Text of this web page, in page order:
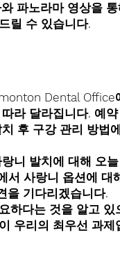
파노라마 영상을
릴 수 있습니다.
Dental Office
라 달라집니다. 예약
후 구강 관리 방법
니 발치에 대해 오
서 사랑니 옵션에 대
을 기다리겠습니다.
하다는 것을 알고 있
우리의 최우선 과제